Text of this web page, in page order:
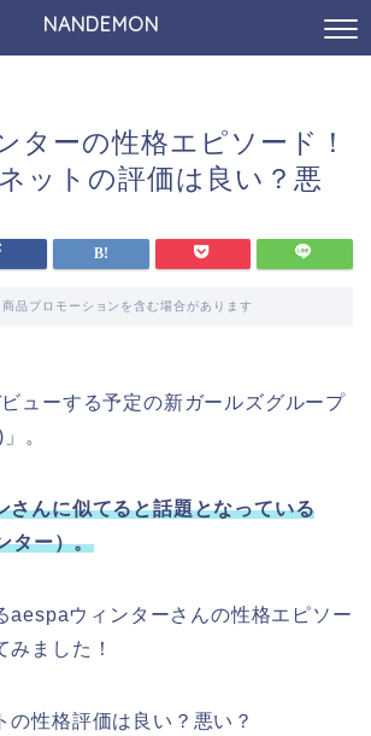
NANDEMON
ターの性格エピソード！
ットの評価は良い？悪
品プロモーションを含む場合があります
ューする予定の新ガールズグループ
。
さんに似てると話題となっている
ター）。
aespaウィンターさんの性格エピソー
みました！
の性格評価は良い？悪い？